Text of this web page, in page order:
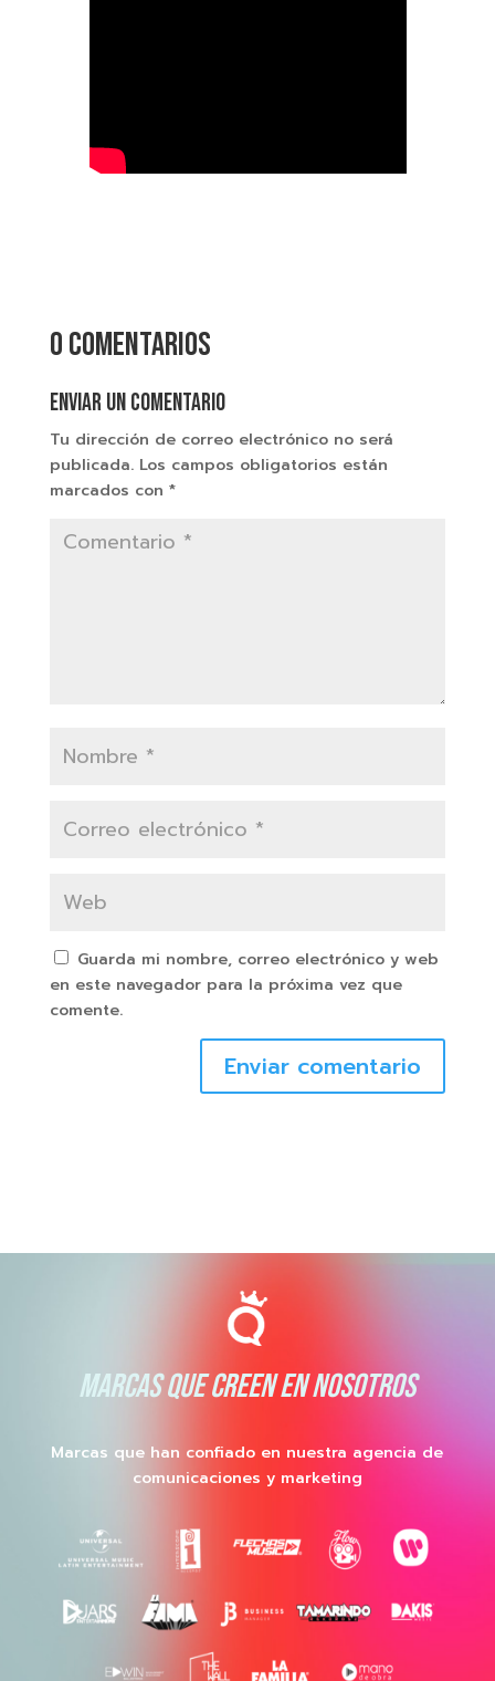
0 comentarios
Enviar un comentario
Tu dirección de correo electrónico no será
publicada. Los campos obligatorios están
marcados con *
Guarda mi nombre, correo electrónico y web
en este navegador para la próxima vez que
comente.
Enviar comentario
MARCAS QUE CREEN EN NOSOTROS
Marcas que han confiado en nuestra agencia de
comunicaciones y marketing